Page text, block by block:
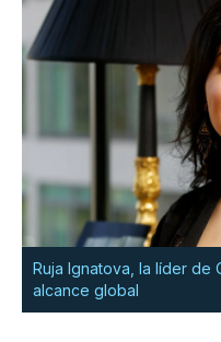
Ruja Ignatova, la líder de
alcance global